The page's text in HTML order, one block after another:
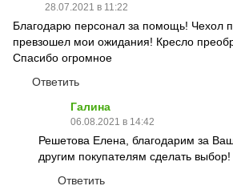
28.07.2021 в 11:22
Благодарю персонал за помощь! Чехол
превзошел мои ожидания! Кресло
Спасибо огромное
Ответить
Галина
06.08.2021 в 14:42
Решетова Елена, благодарим за
другим покупателям сделать выбор!
Ответить